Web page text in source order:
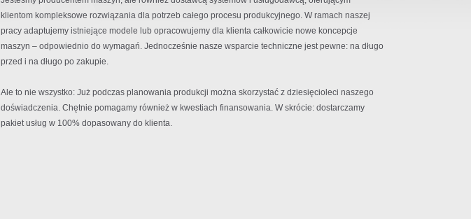
klientom kompleksowe rozwiązania dla potrzeb całego procesu produkcyjnego. W ramach naszej
pracy adaptujemy istniejące modele lub opracowujemy dla klienta całkowicie nowe koncepcje
maszyn – odpowiednio do wymagań. Jednocześnie nasze wsparcie techniczne jest pewne: na długo
przed i na długo po zakupie.
Ale to nie wszystko: Już podczas planowania produkcji można skorzystać z dziesięcioleci naszego
doświadczenia. Chętnie pomagamy również w kwestiach finansowania. W skrócie: dostarczamy
pakiet usług w 100% dopasowany do klienta.